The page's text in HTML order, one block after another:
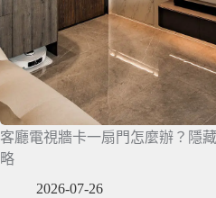
客廳電視牆卡一扇門怎麼辦？隱
略
2026-07-26